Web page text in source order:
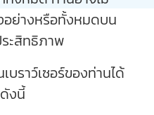
อย่างหรือทั้งหมดบน
ระสิทธิภาพ
บราว์เซอร์ของท่านได้
งนี้